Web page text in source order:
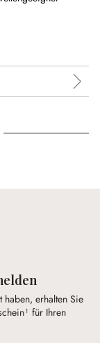
erhalten Sie
für Ihren